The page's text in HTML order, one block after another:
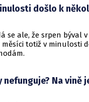
rychleji než 160
došlo k
se ale, že srpen býval v
totiž v minulosti
nefunguje? Na vině